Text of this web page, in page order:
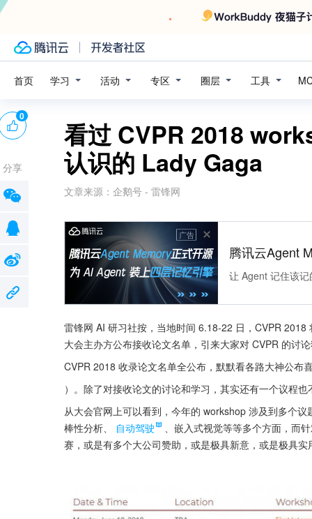
首页 学习 活动 专区 圈层 工具
看过 CVPR 2018
认识的 Lady Gaga
文章来源： 企鹅号 - 雷锋网
广告
腾讯云Agent
让 Agent 记住该
雷锋网 AI 研习社按，当地时间 6.18-22 日，CVPR
大会主办方公布接收论文名单，引来大家对 CVPR 的讨
CVPR 2018 收录论文名单全公布，默默看各路大神公布
）。除了对接收论文的讨论和学习，其实还有一个议程
从大会官网上可以看到，今年的 workshop 涉及到多个议
棒性分析、
自动驾驶
、嵌入式视觉等等多个方面，而
赛，或是有多个大公司赞助，或是极具新意，或是极具
0
分享